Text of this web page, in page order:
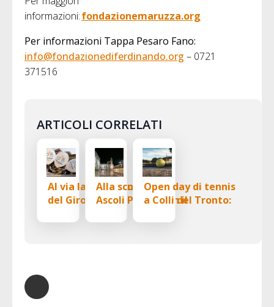
informazioni:fondazionemaruzza.org
Per informazioni Tappa Pesaro Fano:
info@fondazionediferdinando.org – 0721
371516
ARTICOLI CORRELATI
Al via la V edizione
del Giro d’Italia
Alla scoperta di
Ascoli Piceno con il
Open day di tennis
a Colli del Tronto: